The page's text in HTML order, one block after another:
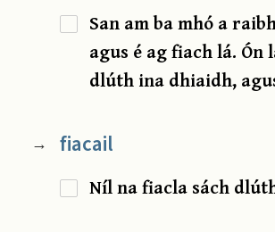
San am ba mhó a
agus é ag fiach lá.
dlúth ina dhiaidh,
→ fiacail
Níl na fiacla sách